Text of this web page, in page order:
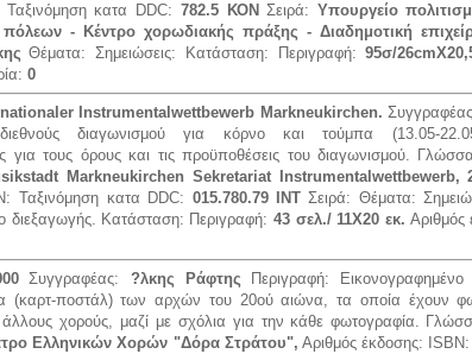
Ταξινόμηση κατα DDC:782.5 ΚΟΝ Σειρά: Υπουργείο
πόλεων - Κέντρο χορωδιακής πράξης - Διαδημοτική
Θέματα:Σημειώσεις: Κατάσταση: Περιγραφή:95σ/
0
Instrumentalwettbewerb Markneukirchen.
διαγωνισμού για κόρνο και τούμπα (13.05-
για τους όρους και τις προϋποθέσεις του διαγωνισμού.
Markneukirchen Sekretariat Instrumentalwettbewerb,
Ταξινόμηση κατα DDC: 015.780.79 INT Σειρά: Θέματα:
διεξαγωγής. Κατάσταση: Περιγραφή:43 σελ./ 11Χ20 εκ.
Συγγραφέας: ?λκης Ράφτης Περιγραφή:
(καρτ-ποστάλ) των αρχών του 20ού αιώνα, τα οποία έχουν
χορούς, μαζί με σχόλια για την κάθε φωτογραφία.
Ελληνικών Χορών "Δόρα Στράτου", Αριθμός έκδοσης: